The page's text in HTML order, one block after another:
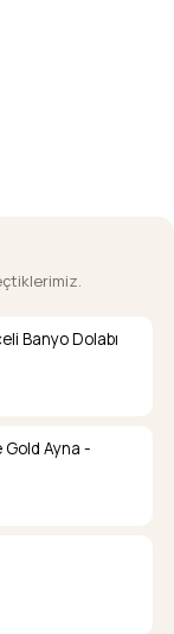
Banyo Dolabı
Ayna -